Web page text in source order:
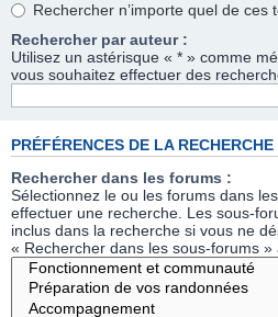
Rechercher n’importe quel de ces
Rechercher par auteur :
Utilisez un astérisque « * » comme
vous souhaitez effectuer des
PRÉFÉRENCES DE LA RECHERCHE
Rechercher dans les forums :
Sélectionnez le ou les forums dans
effectuer une recherche. Les sous-
inclus dans la recherche si vous ne
« Rechercher dans les sous-forums »